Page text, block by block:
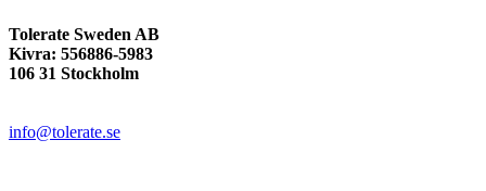
Tolerate Sweden AB
Kivra: 556886-5983
106 31 Stockholm
info@tolerate.se